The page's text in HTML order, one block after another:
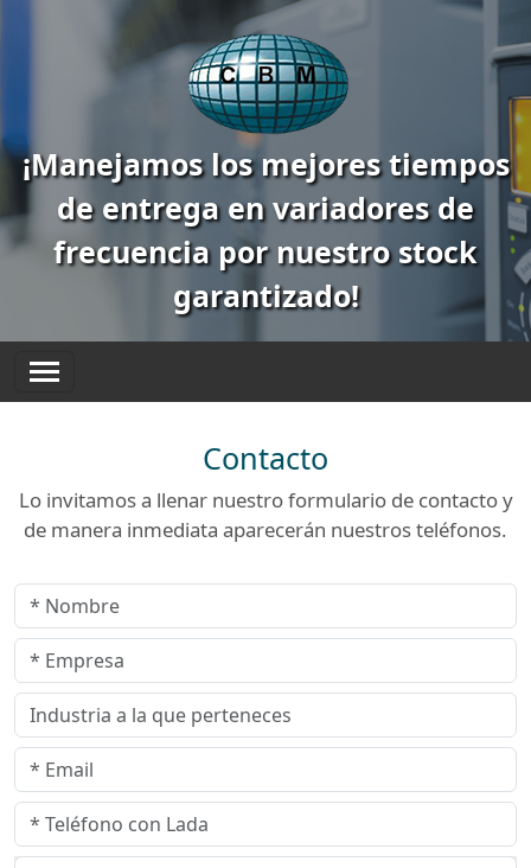
¡Manejamos los mejores tiempos
de entrega en variadores de
frecuencia por nuestro stock
garantizado!
Contacto
Lo invitamos a llenar nuestro formulario de contacto y
de manera inmediata aparecerán nuestros teléfonos.